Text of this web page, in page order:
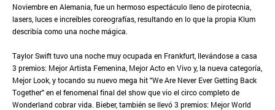
Noviembre en Alemania, fue un hermoso espectáculo lleno de pirotecnia,
lasers, luces e increíbles coreografías, resultando en lo que la propia Klum
describía como una noche mágica.
Taylor Swift tuvo una noche muy ocupada en Frankfurt, llevándose a casa
3 premios: Mejor Artista Femenina, Mejor Acto en Vivo y, la nueva categoría,
Mejor Look, y tocando su nuevo mega hit "We Are Never Ever Getting Back
Together" en el fenomenal final del show que vio el circo completo de
Wonderland cobrar vida. Bieber, también se llevó 3 premios: Mejor World